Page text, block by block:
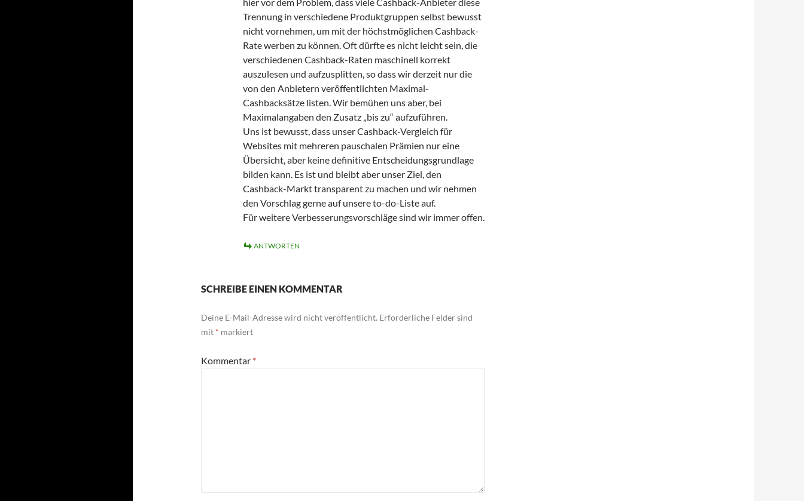
Trennung in verschiedene Produktgruppen selbst bewusst
nicht vornehmen, um mit der höchstmöglichen Cashback-
Rate werben zu können. Oft dürfte es nicht leicht sein, die
verschiedenen Cashback-Raten maschinell korrekt
auszulesen und aufzusplitten, so dass wir derzeit nur die
von den Anbietern veröffentlichten Maximal-
Cashbacksätze listen. Wir bemühen uns aber, bei
Maximalangaben den Zusatz „bis zu“ aufzuführen.
Uns ist bewusst, dass unser Cashback-Vergleich für
Websites mit mehreren pauschalen Prämien nur eine
Übersicht, aber keine definitive Entscheidungsgrundlage
bilden kann. Es ist und bleibt aber unser Ziel, den
Cashback-Markt transparent zu machen und wir nehmen
den Vorschlag gerne auf unsere to-do-Liste auf.
Für weitere Verbesserungsvorschläge sind wir immer offen.
ANTWORTEN
SCHREIBE EINEN KOMMENTAR
Deine E-Mail-Adresse wird nicht veröffentlicht. Erforderliche Felder sind
mit * markiert
Kommentar *